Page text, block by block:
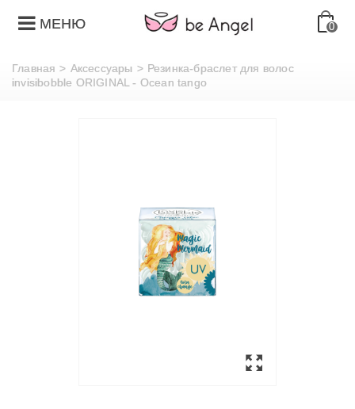
МЕНЮ 0
Главная > Аксессуары > Резинка-браслет для волос
invisibobble ORIGINAL - Ocean tango